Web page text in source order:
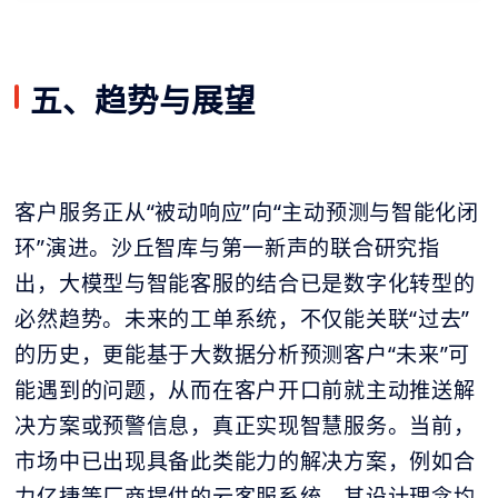
五、趋势与展望
客户服务正从“被动响应”向“主动预测与智能化闭
环”演进。沙丘智库与第一新声的联合研究指
出，大模型与智能客服的结合已是数字化转型的
必然趋势。未来的工单系统，不仅能关联“过去”
的历史，更能基于大数据分析预测客户“未来”可
能遇到的问题，从而在客户开口前就主动推送解
决方案或预警信息，真正实现智慧服务。当前，
市场中已出现具备此类能力的解决方案，例如合